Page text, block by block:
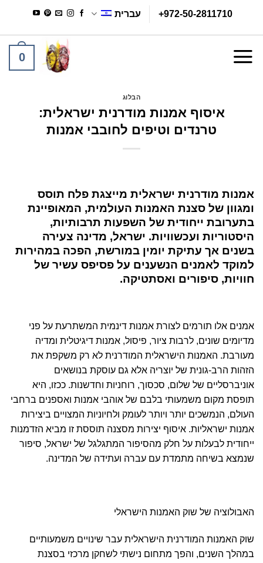
content
+972-50-2811710 עברית
0
הבלוג
איסוף אמנות מודרנית ישראלית:
טרנדים וטיפים לחובבי אמנות
אמנות מודרנית ישראלית מייצגת פלח תוסס
ומגוון של סצנת האמנות העולמית, המאופיינת
בתערובת ייחודית של השפעות תרבותיות,
היסטוריות ועכשוויות. ישראל, מדינה צעירה
בשנים אך עתיקת יומין במורשת, הפכה במהירות
למוקד לאמנים הנשענים על פסיפס עשיר של
חוויות, סיפורים ואסתטיקה.
אמנים אלו תורמים לצורת אמנות דינמית המשתרעת על פני
מדיומים שונים, לרבות ציור, פיסול, אמנות דיגיטלית ומדיה
מעורבת. האמנות הישראלית המודרנית לא רק משקפת את
הזהות הרב-גונית של יוצריה אלא גם עוסקת בנושאים
אוניברסליים של שלום, סכסוך, רוחניות וחדשנות. ככזו, היא
תופסת מקום משמעותי בלבם של אוהבי אמנות ואספנים ברחבי
העולם, הנמשכים יותר ויותר לעומק ולחיוניות המצויים ביצירות
אמנות ישראליות. איסוף יצירות מסצנה תוססת זו מביא הזדמנות
ייחודית לבעלות על חלק מהסיפור המתגלגל של ישראל, סיפור
שנמצא בשיחה מתמדת עם עברה ועתידה של המדינה.
האבולוציה של שוק האמנות הישראלי
שוק האמנות המודרנית הישראלית עבר שינויים משמעותיים
במהלך השנים, והפך מתחום נישתי לשחקן מרכזי בסצנת